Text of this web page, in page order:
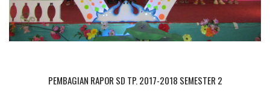
PEMBAGIAN RAPOR SD TP. 2017-2018 SEMESTER 2